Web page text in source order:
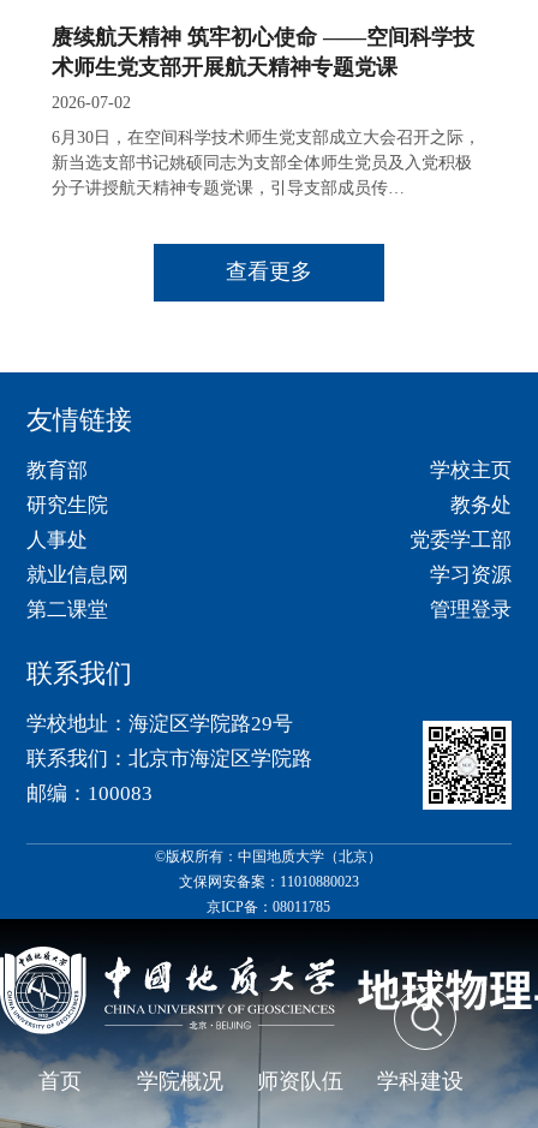
赓续航天精神 筑牢初心使命 ——空间科学技
术师生党支部开展航天精神专题党课
2026-07-02
6月30日，在空间科学技术师生党支部成立大会召开之际，
新当选支部书记姚硕同志为支部全体师生党员及入党积极
分子讲授航天精神专题党课，引导支部成员传…
查看更多
友情链接
教育部
学校主页
研究生院
教务处
人事处
党委学工部
就业信息网
学习资源
第二课堂
管理登录
联系我们
学校地址：海淀区学院路29号
联系我们：北京市海淀区学院路
邮编：100083
©版权所有：中国地质大学（北京）
文保网安备案：11010880023
京ICP备：08011785
首页 学院概况 师资队伍 学科建设